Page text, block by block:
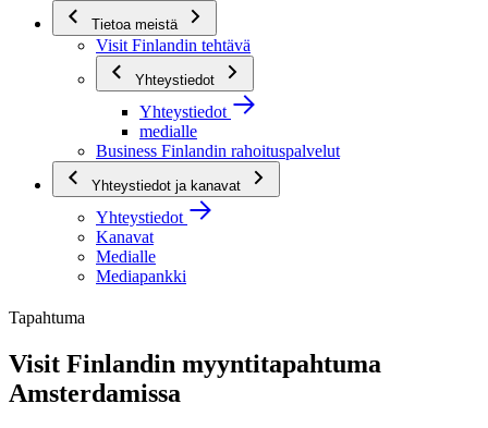
Tietoa meistä
Visit Finlandin tehtävä
Yhteystiedot
Yhteystiedot
medialle
Business Finlandin rahoituspalvelut
Yhteystiedot ja kanavat
Yhteystiedot
Kanavat
Medialle
Mediapankki
Tapahtuma
Visit Finlandin myyntitapahtuma
Amsterdamissa